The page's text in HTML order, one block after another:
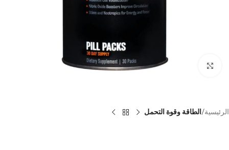
اضغط للتكبير
الرئيسية الطاقة وقوة التحمل